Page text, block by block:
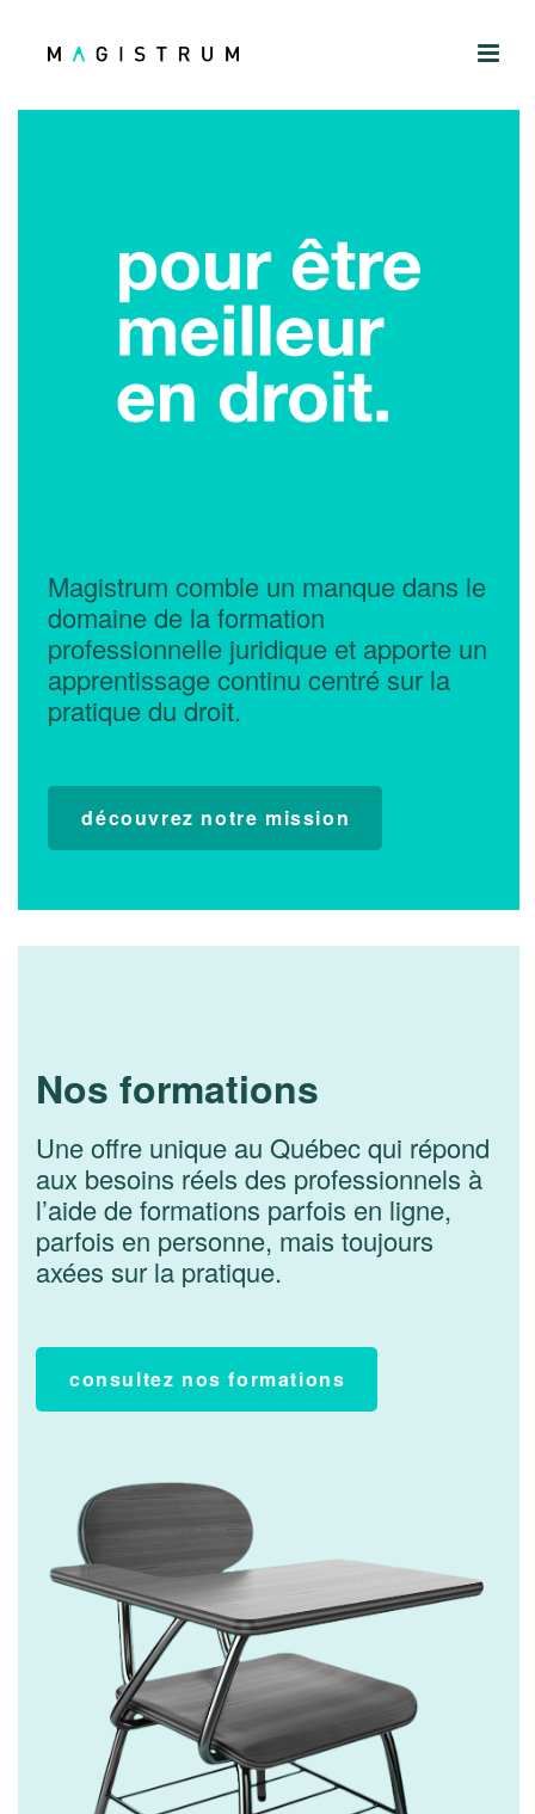
Magistrum comble un manque dans le
domaine de la formation
professionnelle juridique et apporte un
apprentissage continu centré sur la
pratique du droit.
découvrez notre mission
Nos formations
Une offre unique au Québec qui répond
aux besoins réels des professionnels à
l’aide de formations parfois en ligne,
parfois en personne, mais toujours
axées sur la pratique.
consultez nos formations